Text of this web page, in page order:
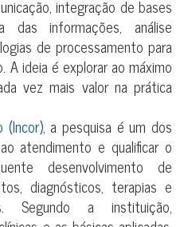
integração de bases
informações, análise
de processamento para
A ideia é explorar ao máximo
vez mais valor na prática
, a pesquisa é um dos
atendimento e qualificar o
desenvolvimento de
diagnósticos, terapias e
Segundo a instituição,